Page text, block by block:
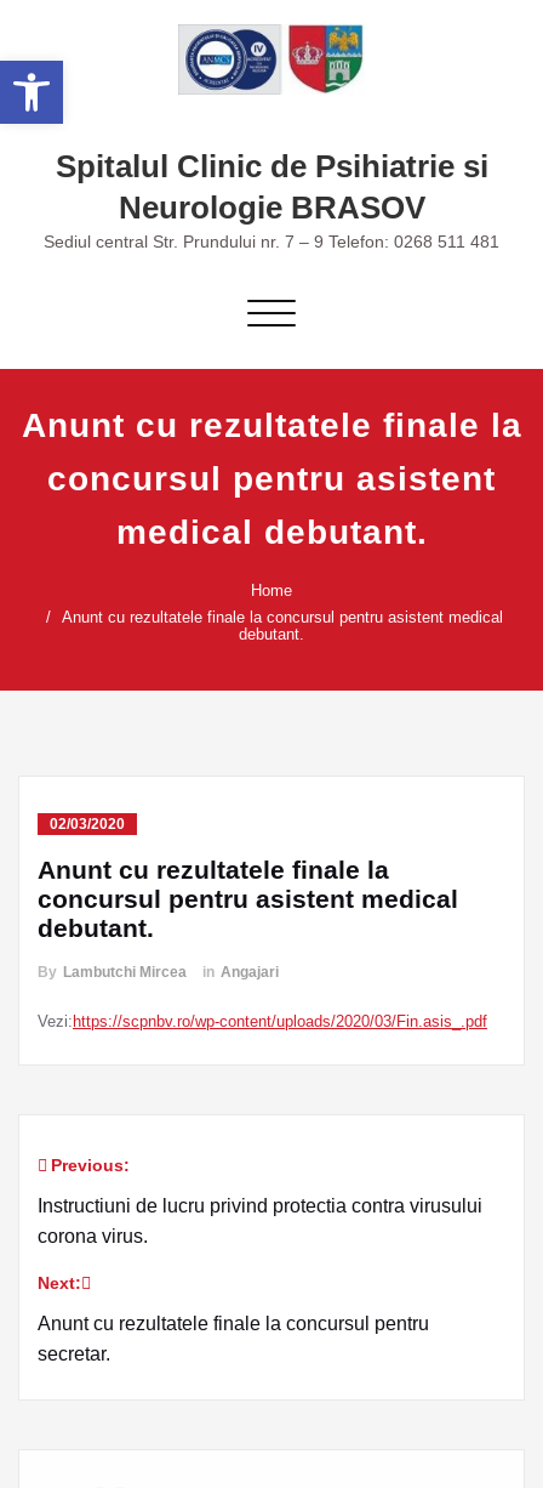
content
Spitalul Clinic de Psihiatrie si
Neurologie BRASOV
Sediul central Str. Prundului nr. 7 – 9 Telefon: 0268 511 481
Toggle navigation
Anunt cu rezultatele finale la
concursul pentru asistent
medical debutant.
Home
Anunt cu rezultatele finale la concursul pentru asistent medical
debutant.
02/03/2020
Anunt cu rezultatele finale la
concursul pentru asistent medical
debutant.
By Lambutchi Mircea in Angajari
Vezi: https://scpnbv.ro/wp-content/uploads/2020/03/Fin.asis_.pdf
Navigare
în
articole
Previous:
Instructiuni de lucru privind protectia contra virusului
corona virus.
Next:
Anunt cu rezultatele finale la concursul pentru
secretar.
Deschide bara de unelte